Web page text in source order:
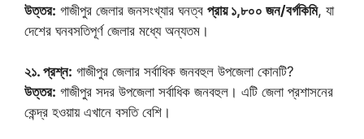
উত্তর: গাজীপুর জেলার জনসংখ্যার ঘনত্ব প্রায় ১,৮০০ জন/বর্গকিমি, যা
দেশের ঘনবসতিপূর্ণ জেলার মধ্যে অন্যতম।
২১. প্রশ্ন: গাজীপুর জেলার সর্বাধিক জনবহুল উপজেলা কোনটি?
উত্তর: গাজীপুর সদর উপজেলা সর্বাধিক জনবহুল। এটি জেলা প্রশাসনের
কেন্দ্র হওয়ায় এখানে বসতি বেশি।